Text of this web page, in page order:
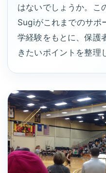
はないでしょうか。こ
Sugiがこれまでのサポ
学経験をもとに、保護
きたいポイントを整理